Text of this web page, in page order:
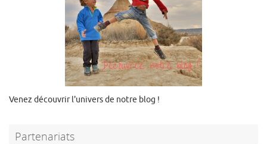
Venez découvrir l'univers de notre blog !
Partenariats